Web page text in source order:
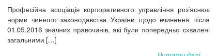
Професійна асоціація корпоративного управління роз’яснює
норми чинного законодавства України щодо вчинення після
01.05.2016 значних правочинів, які були попередньо схвалені
загальними […]